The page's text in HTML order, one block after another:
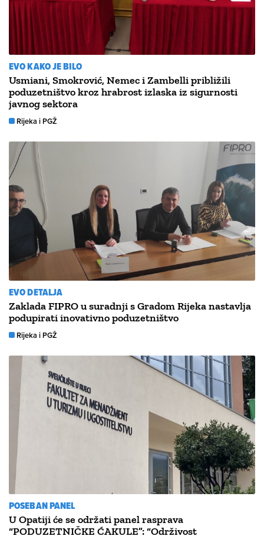
EVO KAKO JE BILO
Usmiani, Smokrović, Nemec i Zambelli približili
poduzetništvo kroz hrabrost izlaska iz sigurnosti
javnog sektora
Rijeka i PGŽ
EVO DETALJA
Zaklada FIPRO u suradnji s Gradom Rijeka nastavlja
podupirati inovativno poduzetništvo
Rijeka i PGŽ
POSEBAN PANEL
U Opatiji će se održati panel rasprava
“PODUZETNIČKE ĆAKULE”: “Održivost